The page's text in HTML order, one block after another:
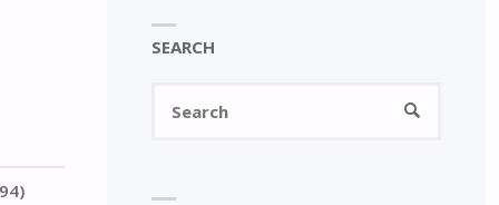
SEARCH
SEARCH